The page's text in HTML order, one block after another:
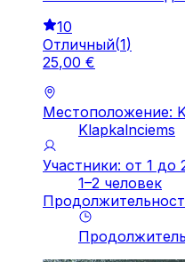
10
Отличный(1)
25,00 €
Местоположение:
Klapkalnciems
Участники: от 1 до
1–2 человек